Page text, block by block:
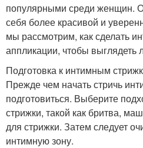
популярными среди женщин.
себя более красивой и
мы рассмотрим, как сделать
аппликации, чтобы выглядеть
Подготовка к интимным
Прежде чем начать стричь
подготовиться. Выберите
стрижки, такой как бритва,
для стрижки. Затем следует
интимную зону.